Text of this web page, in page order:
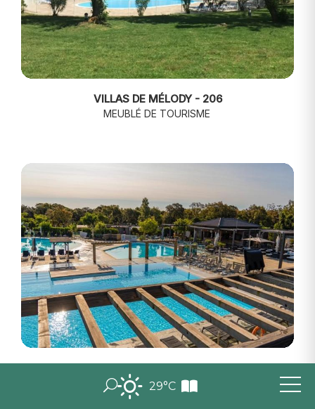
29°C
VILLAS DE MÉLODY - 206
MEUBLÉ DE TOURISME
CAMPING